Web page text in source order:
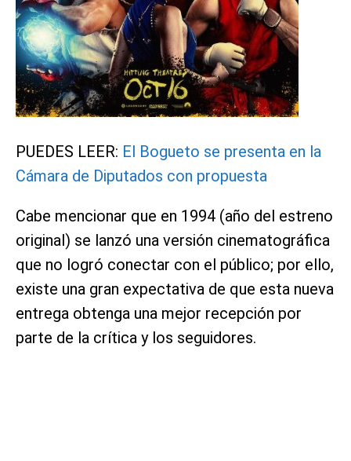
PUEDES LEER: El Bogueto se presenta en la
Cámara de Diputados con propuesta
Cabe mencionar que en 1994 (año del estreno
original) se lanzó una versión cinematográfica
que no logró conectar con el público; por ello,
existe una gran expectativa de que esta nueva
entrega obtenga una mejor recepción por
parte de la crítica y los seguidores.